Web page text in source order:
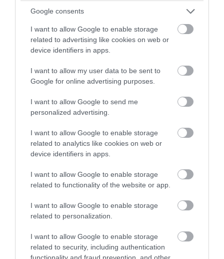
Google consents
I want to allow Google to enable storage
related to advertising like cookies on web or
device identifiers in apps.
I want to allow my user data to be sent to
Google for online advertising purposes.
I want to allow Google to send me
personalized advertising.
I want to allow Google to enable storage
related to analytics like cookies on web or
device identifiers in apps.
I want to allow Google to enable storage
related to functionality of the website or app.
I want to allow Google to enable storage
related to personalization.
I want to allow Google to enable storage
related to security, including authentication
functionality and fraud prevention, and other
PRONEWS.GR /ΙΣΤΟΡΙΑ
Αυτό είναι το ελληνικό χωριό που
«αναστήθηκε» χάρη σε μια διαθήκη
06.08.2026 | 22:15